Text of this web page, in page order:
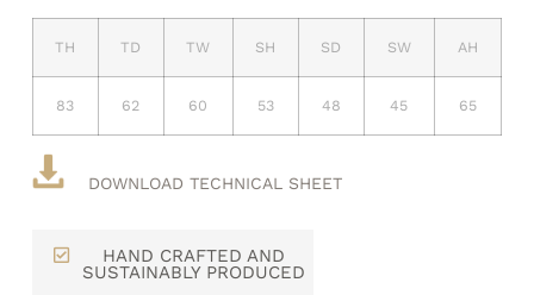
TH TD TW SH SD SW AH
83 62 60 53 48 45 65
DOWNLOAD TECHNICAL SHEET
HAND CRAFTED AND
SUSTAINABLY PRODUCED